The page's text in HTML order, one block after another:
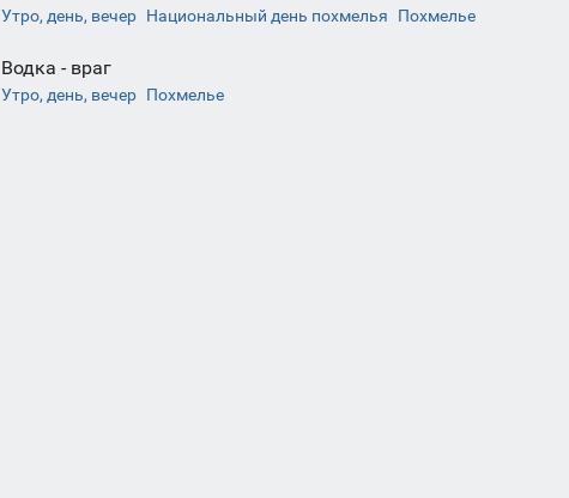
Утро, день, вечер Национальный день похмелья Похмелье
Водка - враг
Утро, день, вечер Похмелье